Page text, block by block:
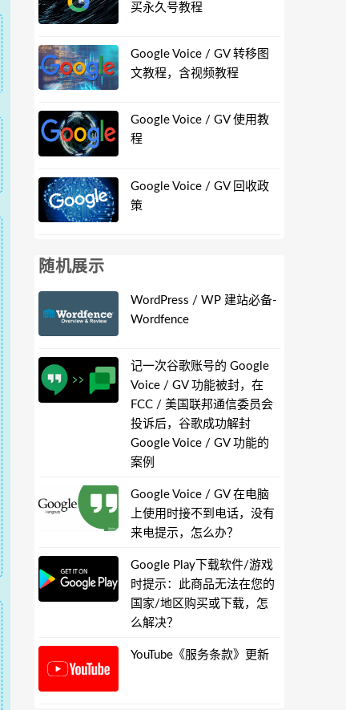
买永久号教程
Google Voice / GV 转移图
文教程，含视频教程
Google Voice / GV 使用教
程
Google Voice / GV 回收政
策
随机展示
WordPress / WP 建站必备-
Wordfence
记一次谷歌账号的 Google
Voice / GV 功能被封，在
FCC / 美国联邦通信委员会
投诉后，谷歌成功解封
Google Voice / GV 功能的
案例
Google Voice / GV 在电脑
上使用时接不到电话，没有
来电提示，怎么办？
Google Play下载软件/游戏
时提示：此商品无法在您的
国家/地区购买或下载，怎
么解决？
YouTube《服务条款》更新